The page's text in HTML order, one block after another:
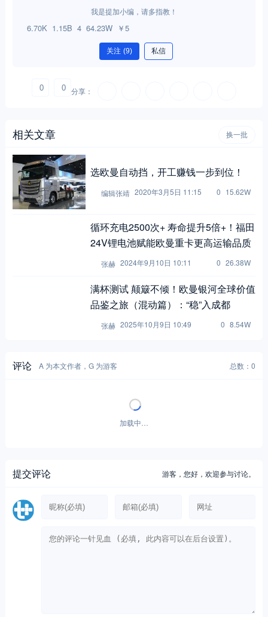
我是提加小编，请多指教！
6.70K 1.15B 4 64.23W ￥5
关注 (9) 私信
0 0 分享：
相关文章 换一批
选欧曼自动挡，开工赚钱一步到位！
编辑张靖 2020年3月5日 11:15 0 15.62W
循环充电2500次+ 寿命提升5倍+！福田
24V锂电池赋能欧曼重卡更高运输品质
张赫 2024年9月10日 10:11 0 26.38W
满杯测试 颠簸不倾！欧曼银河全球价值
品鉴之旅（混动篇）：“稳”入成都
张赫 2025年10月9日 10:49 0 8.54W
评论 A 为本文作者，G 为游客 总数：0
加载中…
提交评论 游客，您好，欢迎参与讨论。